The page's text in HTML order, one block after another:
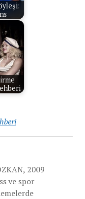
2009
ve spor